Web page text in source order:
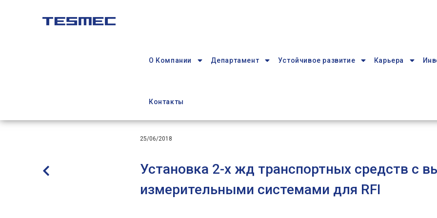
navigation
О Компании Департамент Устойчивое развитие Карьера
Контакты
25/06/2018
Установка 2-х жд транспортных средств с
измерительными системами для RFI